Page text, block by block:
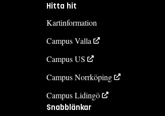
Hitta hit
Kartinformation
Campus Valla
Campus US
Campus Norrköping
Campus Lidingö
Snabblänkar